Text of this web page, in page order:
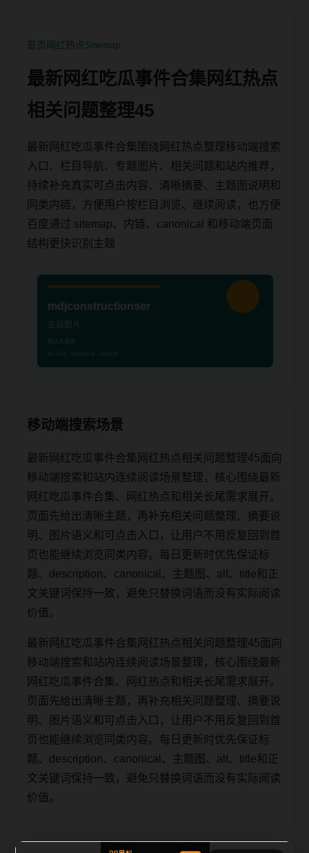
首页网红热点Sitemap
最新网红吃瓜事件合集网红热点
相关问题整理45
最新网红吃瓜事件合集围绕网红热点整理移动端搜索
入口、栏目导航、专题图片、相关问题和站内推荐，
持续补充真实可点击内容、清晰摘要、主题图说明和
同类内链，方便用户按栏目浏览、继续阅读，也方便
百度通过 sitemap、内链、canonical 和移动端页面
结构更快识别主题
移动端搜索场景
最新网红吃瓜事件合集网红热点相关问题整理45面向
移动端搜索和站内连续阅读场景整理，核心围绕最新
网红吃瓜事件合集、网红热点和相关长尾需求展开。
页面先给出清晰主题，再补充相关问题整理、摘要说
明、图片语义和可点击入口，让用户不用反复回到首
页也能继续浏览同类内容。每日更新时优先保证标
题、description、canonical、主题图、alt、title和正
文关键词保持一致，避免只替换词语而没有实际阅读
价值。
最新网红吃瓜事件合集网红热点相关问题整理45面向
移动端搜索和站内连续阅读场景整理，核心围绕最新
网红吃瓜事件合集、网红热点和相关长尾需求展开。
页面先给出清晰主题，再补充相关问题整理、摘要说
明、图片语义和可点击入口，让用户不用反复回到首
页也能继续浏览同类内容。每日更新时优先保证标
题、description、canonical、主题图、alt、title和正
文关键词保持一致，避免只替换词语而没有实际阅读
价值。